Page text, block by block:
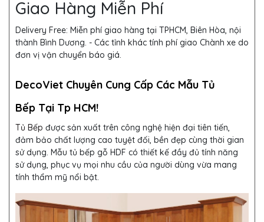
Giao Hàng Miễn Phí
Delivery Free: Miễn phí giao hàng tại TPHCM, Biên Hòa, nội
thành Bình Dương. - Các tỉnh khác tính phí giao Chành xe do
đơn vị vận chuyển báo giá.
DecoViet Chuyên Cung Cấp Các Mẫu Tủ
Bếp Tại Tp HCM!
Tủ Bếp được sản xuất trên công nghệ hiện đại tiên tiến,
đảm bảo chất lượng cao tuyệt đối, bền đẹp cùng thời gian
sử dụng. Mẫu tủ bếp gỗ HDF có thiết kế đầy đủ tính năng
sử dụng, phục vụ mọi nhu cầu của người dùng vừa mang
tính thẩm mỹ nổi bật.